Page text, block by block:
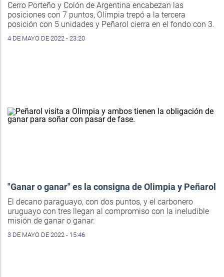
Cerro Porteño y Colón de Argentina encabezan las
posiciones con 7 puntos, Olimpia trepó a la tercera
posición con 5 unidades y Peñarol cierra en el fondo con 3.
4 DE MAYO DE 2022 - 23:20
"Ganar o ganar" es la consigna de Olimpia y Peñarol
El decano paraguayo, con dos puntos, y el carbonero
uruguayo con tres llegan al compromiso con la ineludible
misión de ganar o ganar.
3 DE MAYO DE 2022 - 15:46